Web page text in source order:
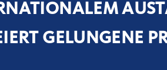
GELUNGENE